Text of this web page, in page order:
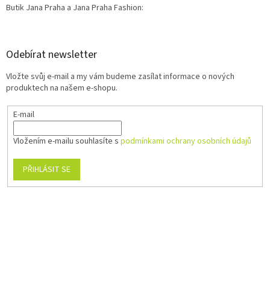
Butik Jana Praha a Jana Praha Fashion:
Odebírat newsletter
Vložte svůj e-mail a my vám budeme zasílat informace o nových
produktech na našem e-shopu.
E-mail
Vložením e-mailu souhlasíte s podmínkami ochrany osobních údajů
PŘIHLÁSIT SE